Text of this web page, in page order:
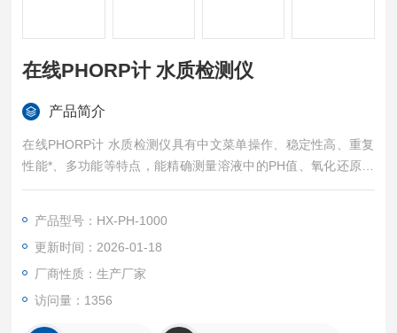
在线PHORP计 水质检测仪
产品简介
在线PHORP计 水质检测仪具有中文菜单操作、稳定性高、重复
性能*、多功能等特点，能精确测量溶液中的PH值、氧化还原电
位（ORP）和温度值。
产品型号：HX-PH-1000
更新时间：2026-01-18
厂商性质：生产厂家
访问量：1356